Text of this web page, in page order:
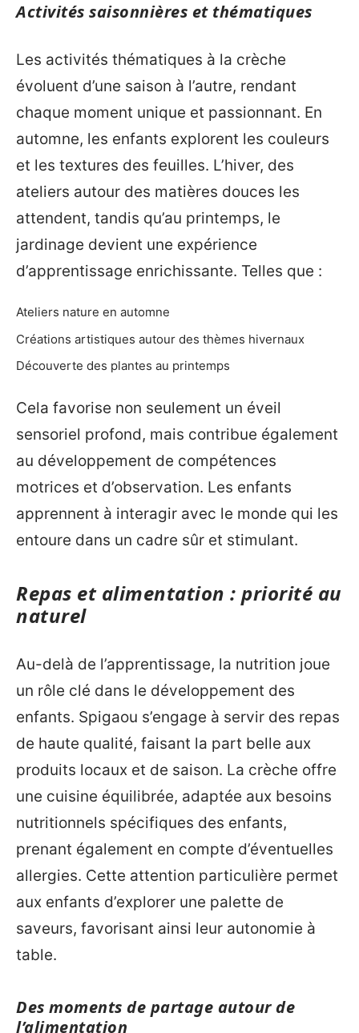
Activités saisonnières et thématiques
Les activités thématiques à la crèche
évoluent d’une saison à l’autre, rendant
chaque moment unique et passionnant. En
automne, les enfants explorent les couleurs
et les textures des feuilles. L’hiver, des
ateliers autour des matières douces les
attendent, tandis qu’au printemps, le
jardinage devient une expérience
d’apprentissage enrichissante. Telles que :
Ateliers nature en automne
Créations artistiques autour des thèmes hivernaux
Découverte des plantes au printemps
Cela favorise non seulement un éveil
sensoriel profond, mais contribue également
au développement de compétences
motrices et d’observation. Les enfants
apprennent à interagir avec le monde qui les
entoure dans un cadre sûr et stimulant.
Repas et alimentation : priorité au
naturel
Au-delà de l’apprentissage, la nutrition joue
un rôle clé dans le développement des
enfants. Spigaou s’engage à servir des repas
de haute qualité, faisant la part belle aux
produits locaux et de saison. La crèche offre
une cuisine équilibrée, adaptée aux besoins
nutritionnels spécifiques des enfants,
prenant également en compte d’éventuelles
allergies. Cette attention particulière permet
aux enfants d’explorer une palette de
saveurs, favorisant ainsi leur autonomie à
table.
Des moments de partage autour de
l’alimentation